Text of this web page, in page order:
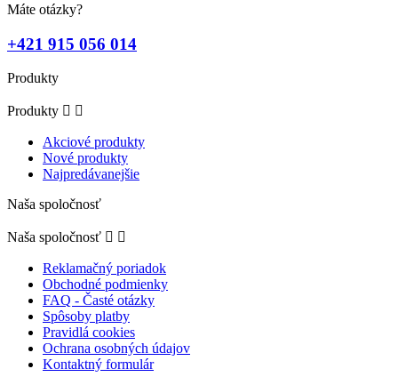
Máte otázky?
+421 915 056 014
Produkty
Produkty  
Akciové produkty
Nové produkty
Najpredávanejšie
Naša spoločnosť
Naša spoločnosť  
Reklamačný poriadok
Obchodné podmienky
FAQ - Časté otázky
Spôsoby platby
Pravidlá cookies
Ochrana osobných údajov
Kontaktný formulár